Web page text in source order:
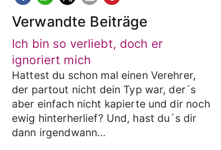
Verwandte Beiträge
Ich bin so verliebt, doch er
ignoriert mich
Hattest du schon mal einen Verehrer,
der partout nicht dein Typ war, der´s
aber einfach nicht kapierte und dir noch
ewig hinterherlief? Und, hast du´s dir
dann irgendwann…